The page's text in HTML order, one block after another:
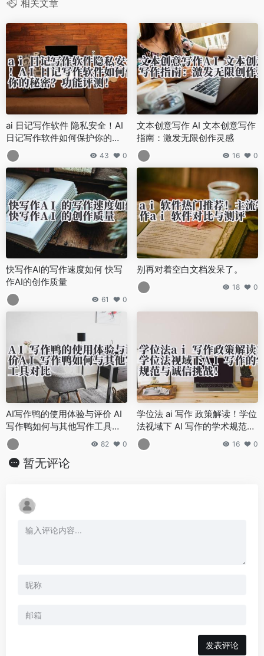
相关文章
ai 日记写作软件 隐私安全！AI
日记写作软件如何保护你的秘
密？功能评测！
43 0
文本创意写作 AI 文本创意写作
指南：激发无限创作灵感
16 0
快写作AI的写作速度如何 快写
作AI的创作质量
61 0
别再对着空白文档发呆了。
18 0
AI写作鸭的使用体验与评价 AI
写作鸭如何与其他写作工具对
比
82 0
学位法 ai 写作 政策解读！学位
法视域下 AI 写作的学术规范与
诚信挑战！
16 0
暂无评论
发表评论